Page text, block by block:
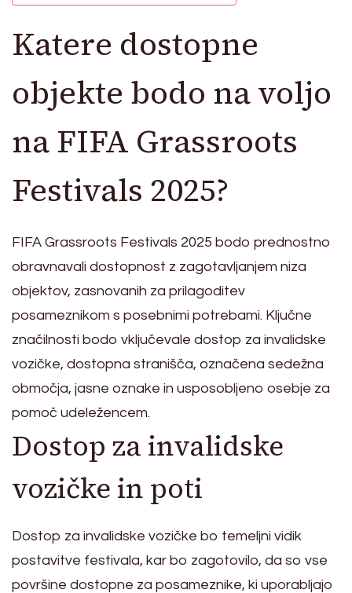
Katere dostopne
objekte bodo na voljo
na FIFA Grassroots
Festivals 2025?
FIFA Grassroots Festivals 2025 bodo prednostno
obravnavali dostopnost z zagotavljanjem niza
objektov, zasnovanih za prilagoditev
posameznikom s posebnimi potrebami. Ključne
značilnosti bodo vključevale dostop za invalidske
vozičke, dostopna stranišča, označena sedežna
območja, jasne oznake in usposobljeno osebje za
pomoč udeležencem.
Dostop za invalidske
vozičke in poti
Dostop za invalidske vozičke bo temeljni vidik
postavitve festivala, kar bo zagotovilo, da so vse
površine dostopne za posameznike, ki uporabljajo